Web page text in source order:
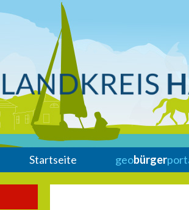
Startseite geobürger